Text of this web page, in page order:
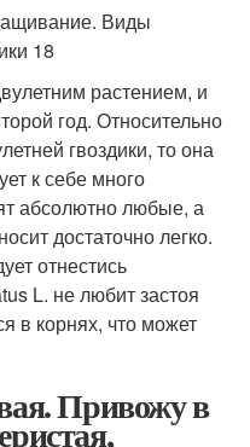
растением, и
год. Относительно
гвоздики, то она
к себе много
абсолютно любые, а
достаточно легко.
отнестись
L. не любит застоя
в корнях, что может
Привожу в